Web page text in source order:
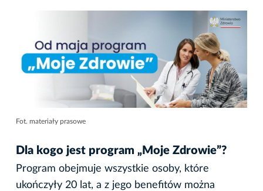
Fot. materiały prasowe
Dla kogo jest program „Moje Zdrowie”?
Program obejmuje wszystkie osoby, które
ukończyły 20 lat, a z jego benefitów można